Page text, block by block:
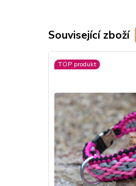
Související zboží
TOP produkt